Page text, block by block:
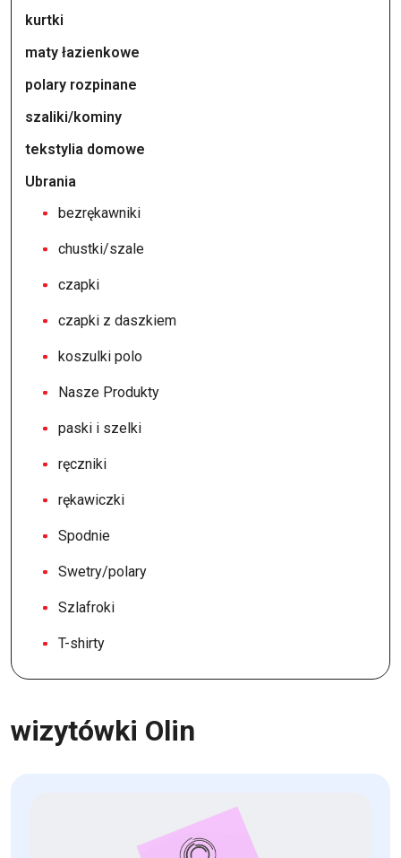
kurtki
maty łazienkowe
polary rozpinane
szaliki/kominy
tekstylia domowe
Ubrania
bezrękawniki
chustki/szale
czapki
czapki z daszkiem
koszulki polo
Nasze Produkty
paski i szelki
ręczniki
rękawiczki
Spodnie
Swetry/polary
Szlafroki
T-shirty
wizytówki Olin